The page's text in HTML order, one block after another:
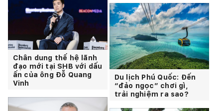
Chân dung thế hệ lãnh
đạo mới tại SHB với dấu
ấn của ông Đỗ Quang
Vinh
Du lịch Phú Quốc: Đến
“đảo ngọc” chơi gì,
trải nghiệm ra sao?